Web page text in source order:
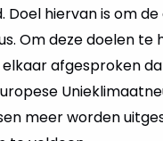
Doel hiervan is om
Om deze doelen
afgesproken
meer worden